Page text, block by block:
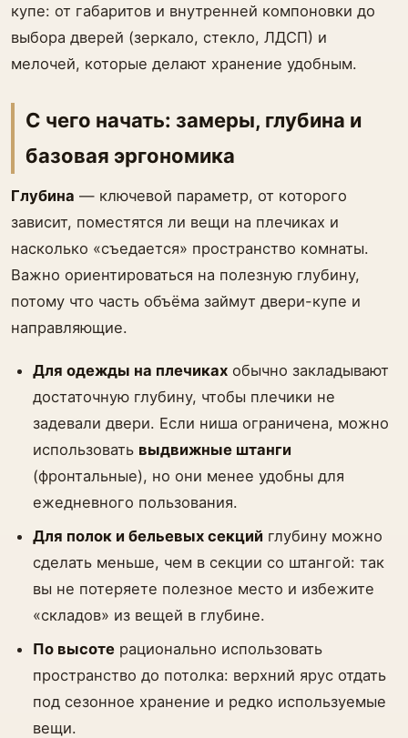
купе: от габаритов и внутренней компоновки до
выбора дверей (зеркало, стекло, ЛДСП) и
мелочей, которые делают хранение удобным.
С чего начать: замеры, глубина и
базовая эргономика
Глубина — ключевой параметр, от которого
зависит, поместятся ли вещи на плечиках и
насколько «съедается» пространство комнаты.
Важно ориентироваться на полезную глубину,
потому что часть объёма займут двери-купе и
направляющие.
Для одежды на плечиках обычно закладывают
достаточную глубину, чтобы плечики не
задевали двери. Если ниша ограничена, можно
использовать выдвижные штанги
(фронтальные), но они менее удобны для
ежедневного пользования.
Для полок и бельевых секций глубину можно
сделать меньше, чем в секции со штангой: так
вы не потеряете полезное место и избежите
«складов» из вещей в глубине.
По высоте рационально использовать
пространство до потолка: верхний ярус отдать
под сезонное хранение и редко используемые
вещи.